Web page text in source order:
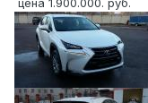
цена 1.900.000. руб.